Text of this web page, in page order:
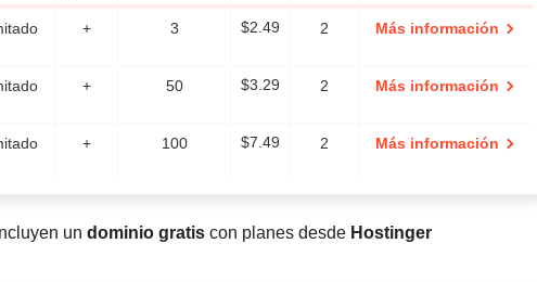
+ 3 $2.49 2 Más información
+ 50 $3.29 2 Más información
+ 100 $7.49 2 Más información
un dominio gratis con planes desde Hostinger